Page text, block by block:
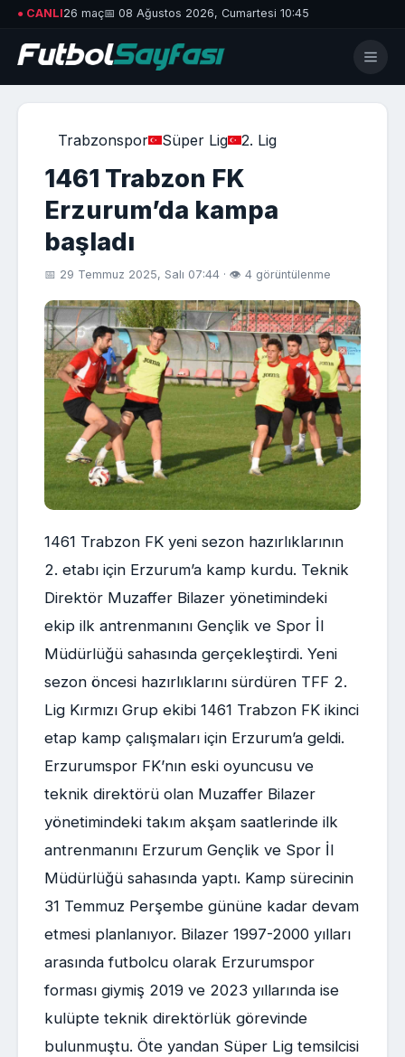
● CANLI26 maç📅 08 Ağustos 2026, Cumartesi 10:45
Trabzonspor Süper Lig 2. Lig
1461 Trabzon FK
Erzurum’da kampa
başladı
📅 29 Temmuz 2025, Salı 07:44 · 👁 4 görüntülenme
1461 Trabzon FK yeni sezon hazırlıklarının
2. etabı için Erzurum’a kamp kurdu. Teknik
Direktör Muzaffer Bilazer yönetimindeki
ekip ilk antrenmanını Gençlik ve Spor İl
Müdürlüğü sahasında gerçekleştirdi. Yeni
sezon öncesi hazırlıklarını sürdüren TFF 2.
Lig Kırmızı Grup ekibi 1461 Trabzon FK ikinci
etap kamp çalışmaları için Erzurum’a geldi.
Erzurumspor FK’nın eski oyuncusu ve
teknik direktörü olan Muzaffer Bilazer
yönetimindeki takım akşam saatlerinde ilk
antrenmanını Erzurum Gençlik ve Spor İl
Müdürlüğü sahasında yaptı. Kamp sürecinin
31 Temmuz Perşembe gününe kadar devam
etmesi planlanıyor. Bilazer 1997-2000 yılları
arasında futbolcu olarak Erzurumspor
forması giymiş 2019 ve 2023 yıllarında ise
kulüpte teknik direktörlük görevinde
bulunmuştu. Öte yandan Süper Lig temsilcisi